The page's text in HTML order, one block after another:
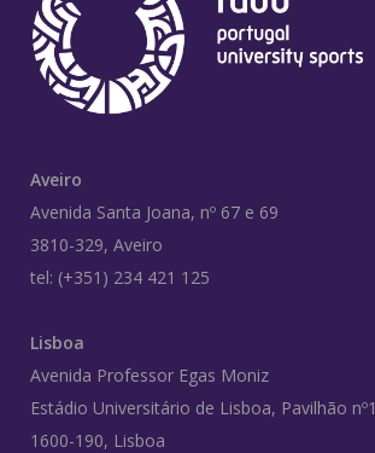
Aveiro
Avenida Santa Joana, nº 67 e 69
3810-329, Aveiro
tel: (+351) 234 421 125
Lisboa
Avenida Professor Egas Moniz
Estádio Universitário de Lisboa, Pavilhão nº1
1600-190, Lisboa